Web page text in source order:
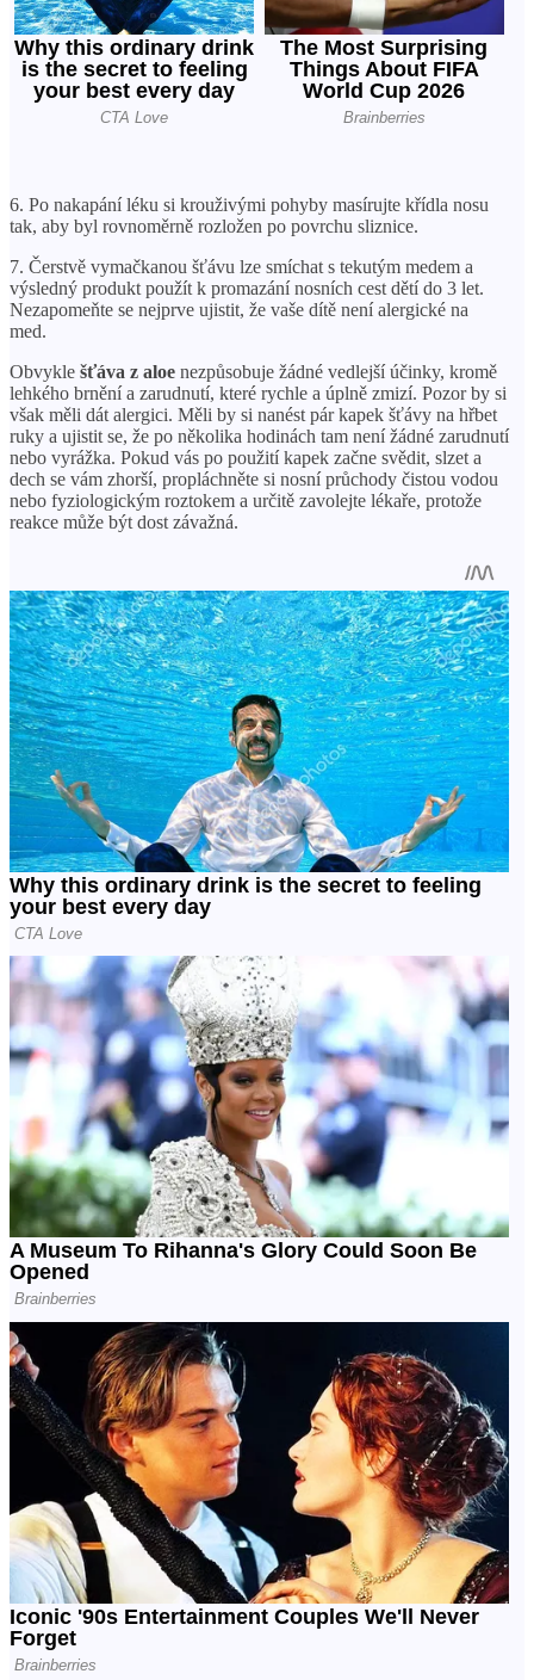
6. Po nakapání léku si krouživými pohyby masírujte křídla nosu
tak, aby byl rovnoměrně rozložen po povrchu sliznice.
7. Čerstvě vymačkanou šťávu lze smíchat s tekutým medem a
výsledný produkt použít k promazání nosních cest dětí do 3 let.
Nezapomeňte se nejprve ujistit, že vaše dítě není alergické na
med.
Obvykle šťáva z aloe nezpůsobuje žádné vedlejší účinky, kromě
lehkého brnění a zarudnutí, které rychle a úplně zmizí. Pozor by si
však měli dát alergici. Měli by si nanést pár kapek šťávy na hřbet
ruky a ujistit se, že po několika hodinách tam není žádné zarudnutí
nebo vyrážka. Pokud vás po použití kapek začne svědit, slzet a
dech se vám zhorší, propláchněte si nosní průchody čistou vodou
nebo fyziologickým roztokem a určitě zavolejte lékaře, protože
reakce může být dost závažná.